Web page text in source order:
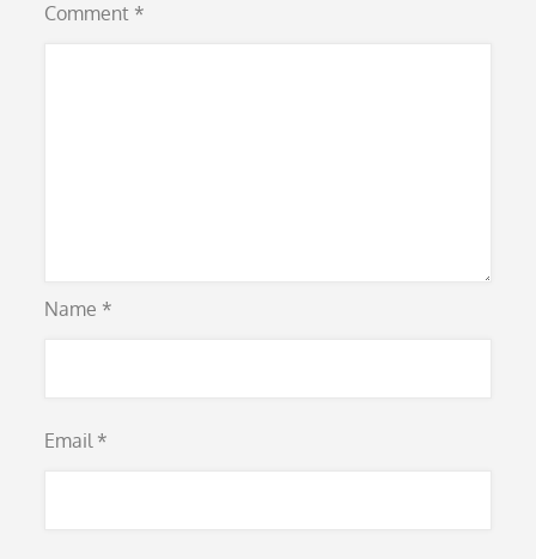
Comment *
Name *
Email *